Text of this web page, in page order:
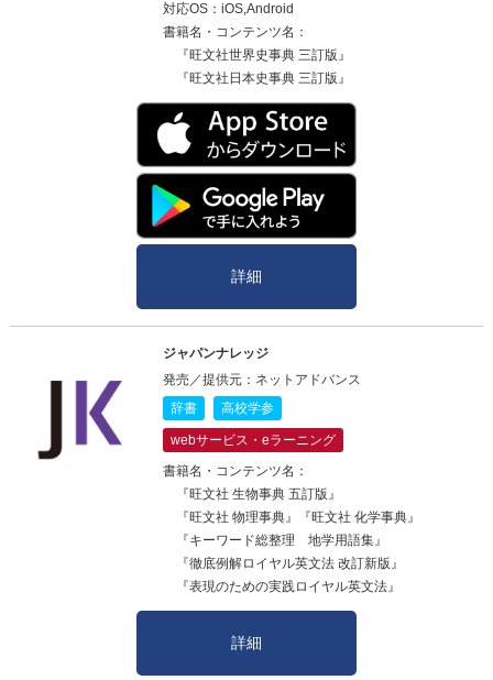
対応OS：iOS,Android
書籍名・コンテンツ名：
『旺文社世界史事典 三訂版』
『旺文社日本史事典 三訂版』
詳細
ジャパンナレッジ
発売／提供元：ネットアドバンス
辞書
高校学参
webサービス・eラーニング
書籍名・コンテンツ名：
『旺文社 生物事典 五訂版』
『旺文社 物理事典』『旺文社 化学事典』
『キーワード総整理 地学用語集』
『徹底例解ロイヤル英文法 改訂新版』
『表現のための実践ロイヤル英文法』
詳細